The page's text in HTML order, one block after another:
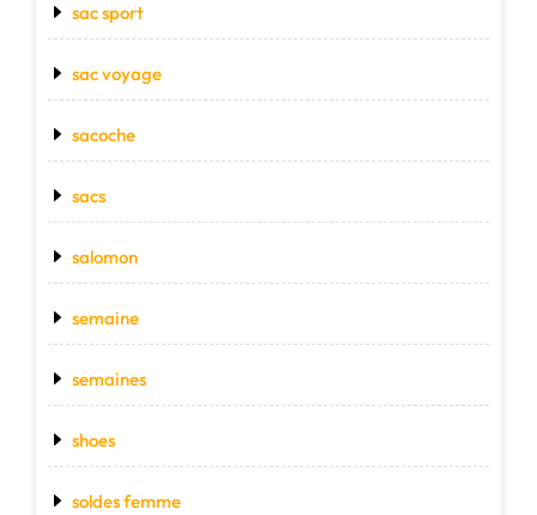
sac sport
sac voyage
sacoche
sacs
salomon
semaine
semaines
shoes
soldes femme